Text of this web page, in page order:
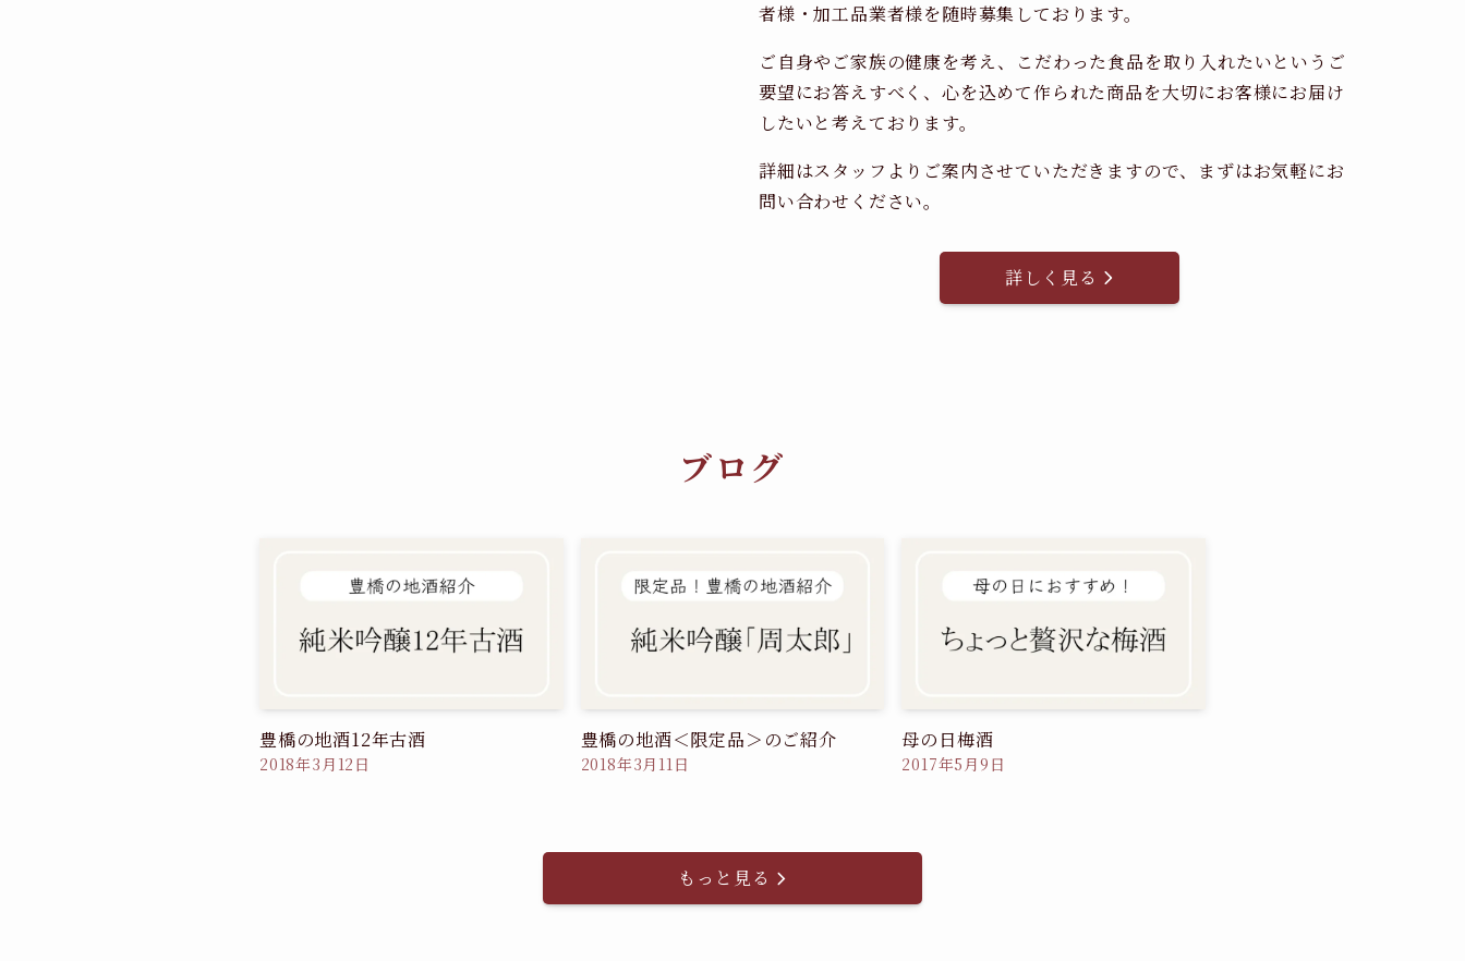
者様・加工品業者様を随時募集しております。
ご自身やご家族の健康を考え、こだわった食品を取り入れたいというご
要望にお答えすべく、心を込めて作られた商品を大切にお客様にお届け
したいと考えております。
詳細はスタッフよりご案内させていただきますので、まずはお気軽にお
問い合わせください。
詳しく見る
ブログ
豊橋の地酒12年古酒
2018年3月12日
豊橋の地酒＜限定品＞のご紹介
2018年3月11日
母の日梅酒
2017年5月9日
もっと見る